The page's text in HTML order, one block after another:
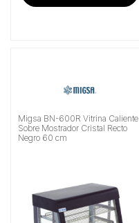
Migsa BN-600R Vitrina Caliente
Sobre Mostrador Cristal Recto
Negro 60 cm